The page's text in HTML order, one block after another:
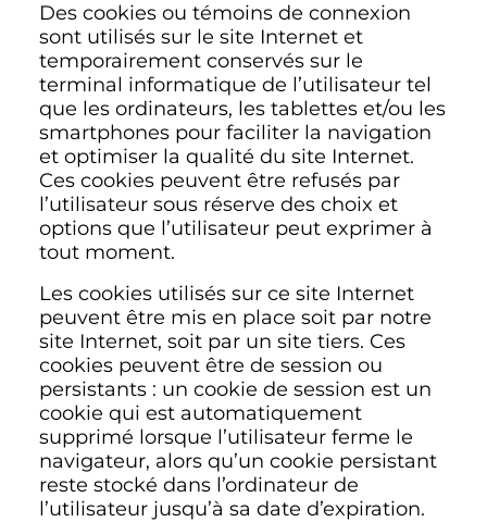
Des cookies ou témoins de connexion
sont utilisés sur le site Internet et
temporairement conservés sur le
terminal informatique de l’utilisateur tel
que les ordinateurs, les tablettes et/ou les
smartphones pour faciliter la navigation
et optimiser la qualité du site Internet.
Ces cookies peuvent être refusés par
l’utilisateur sous réserve des choix et
options que l’utilisateur peut exprimer à
tout moment.
Les cookies utilisés sur ce site Internet
peuvent être mis en place soit par notre
site Internet, soit par un site tiers. Ces
cookies peuvent être de session ou
persistants : un cookie de session est un
cookie qui est automatiquement
supprimé lorsque l’utilisateur ferme le
navigateur, alors qu’un cookie persistant
reste stocké dans l’ordinateur de
l’utilisateur jusqu’à sa date d’expiration.